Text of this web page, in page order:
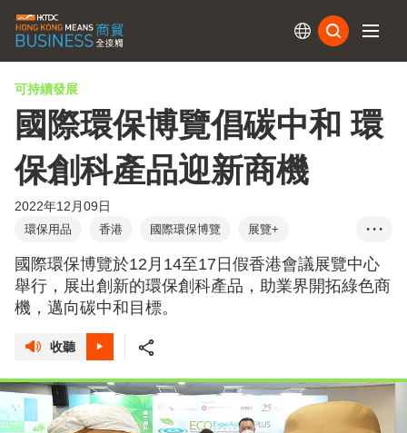
可持續發展
國際環保博覽倡碳中和 環
保創科產品迎新商機
2022年12月09日
環保用品 香港 國際環保博覽
展覽+
碳中和
節能減排 綠色運輸
再生能源
綠色建築
商對易 日本展團 張淑芬
• • •
國際環保博覽於12月14至17日假香港會議展覽中心
舉行，展出創新的環保創科產品，助業界開拓綠色商
機，邁向碳中和目標。
收聽